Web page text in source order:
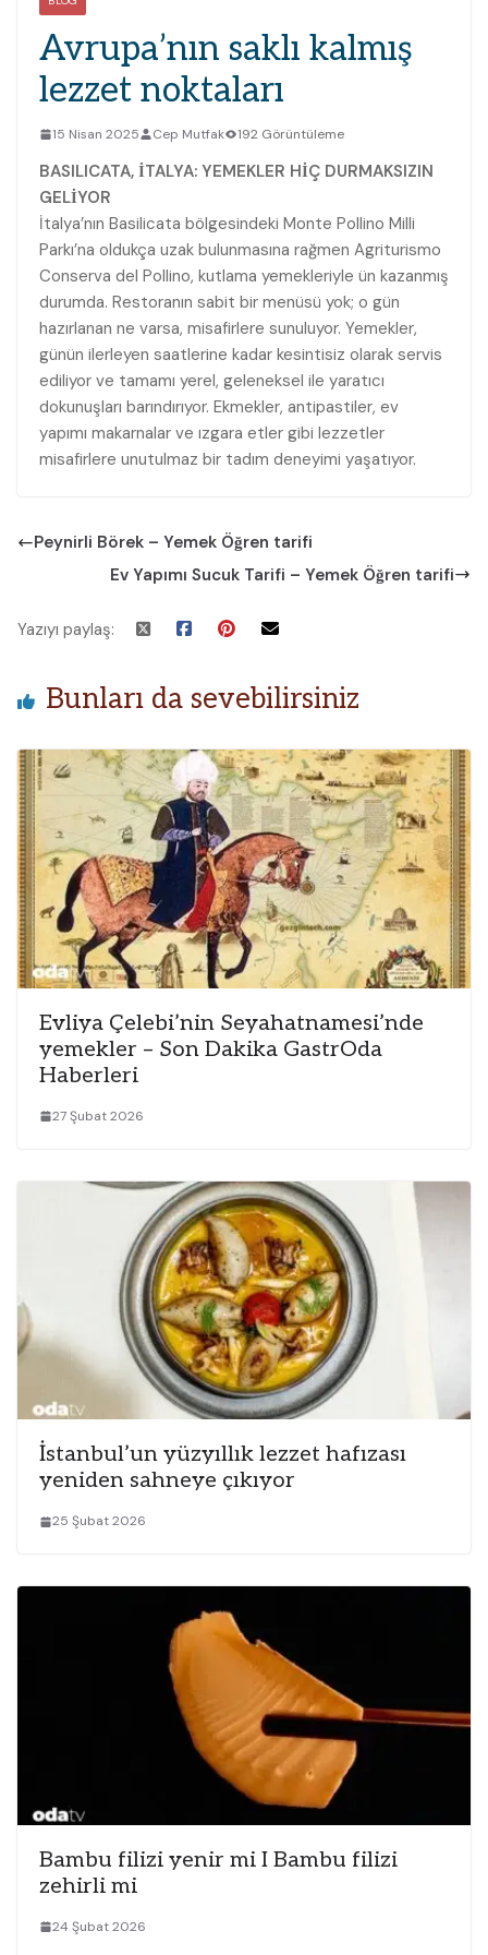
Avrupa’nın saklı kalmış
lezzet noktaları
15 Nisan 2025 Cep Mutfak 192 Görüntüleme
BASILICATA, İTALYA: YEMEKLER HİÇ DURMAKSIZIN
GELİYOR
İtalya’nın Basilicata bölgesindeki Monte Pollino Milli
Parkı’na oldukça uzak bulunmasına rağmen Agriturismo
Conserva del Pollino, kutlama yemekleriyle ün kazanmış
durumda. Restoranın sabit bir menüsü yok; o gün
hazırlanan ne varsa, misafirlere sunuluyor. Yemekler,
günün ilerleyen saatlerine kadar kesintisiz olarak servis
ediliyor ve tamamı yerel, geleneksel ile yaratıcı
dokunuşları barındırıyor. Ekmekler, antipastiler, ev
yapımı makarnalar ve ızgara etler gibi lezzetler
misafirlere unutulmaz bir tadım deneyimi yaşatıyor.
Peynirli Börek – Yemek Öğren tarifi
Ev Yapımı Sucuk Tarifi – Yemek Öğren tarifi
Yazıyı paylaş:
Bunları da sevebilirsiniz
Evliya Çelebi’nin Seyahatnamesi’nde
yemekler – Son Dakika GastrOda
Haberleri
27 Şubat 2026
İstanbul’un yüzyıllık lezzet hafızası
yeniden sahneye çıkıyor
25 Şubat 2026
Bambu filizi yenir mi I Bambu filizi
zehirli mi
24 Şubat 2026